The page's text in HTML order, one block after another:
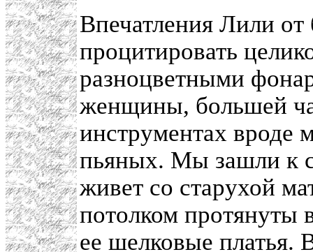
Впечатления Лили
процитировать
разноцветными
женщины, большей
инструментах вроде
пьяных. Мы зашли к
живет со старухой
потолком протянуты
ее шелковые платья.